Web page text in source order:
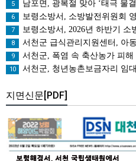
5 남포면, 광복절 맞아 ‘태극 물
6 보령소방서, 소방발전위원회 영상제작용
7 보령소방서, 2026년 하반기 소
8 서천군 급식관리지원센터, 아동·
9 서천군, 폭염 속 축산농가 피해
10 서천군, 청년농촌보금자리 임
지면신문[PDF]